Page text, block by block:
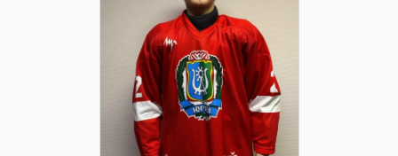
Хват клюшки:
Левый
Дата заявки:
18.04.2022